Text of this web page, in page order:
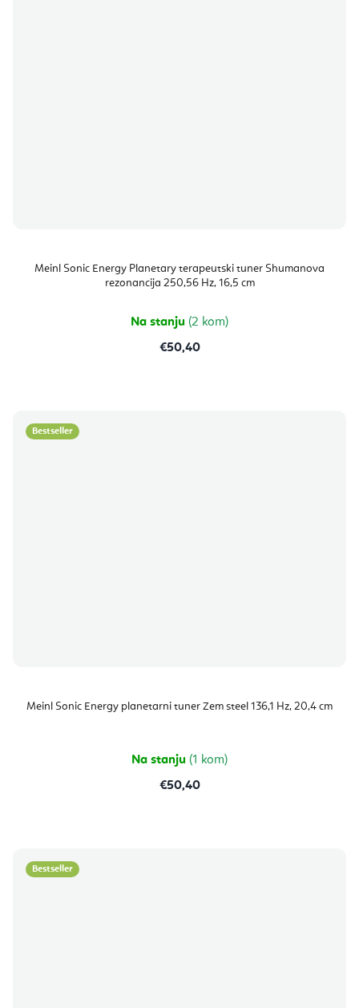
Meinl Sonic Energy Planetary terapeutski tuner Shumanova
rezonancija 250,56 Hz, 16,5 cm
Na stanju (2 kom)
€50,40
Bestseller
Meinl Sonic Energy planetarni tuner Zem steel 136,1 Hz, 20,4 cm
Na stanju (1 kom)
€50,40
Bestseller